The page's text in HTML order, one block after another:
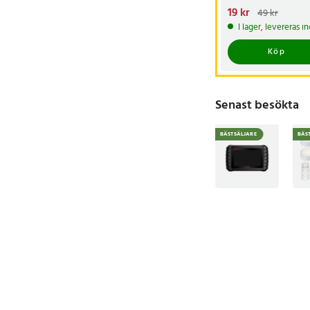
Nuvarande pris
19 krTidigare pris:
19 kr 49 kr
I lager, levereras
Köp
Senast besökta
BÄSTSÄLJARE